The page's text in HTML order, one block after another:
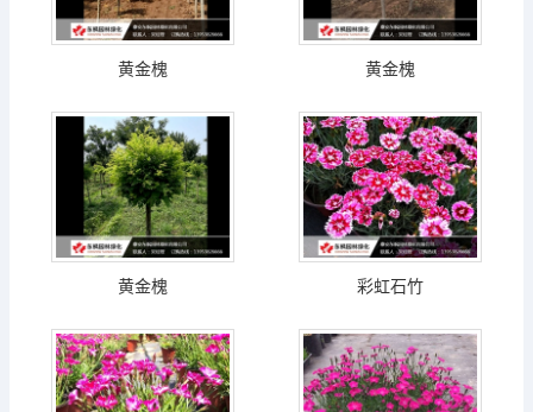
黄金槐 黄金槐
黄金槐 彩虹石竹